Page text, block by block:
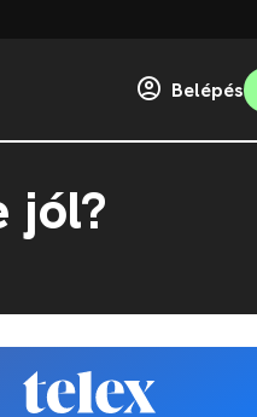
Belépés
jól?